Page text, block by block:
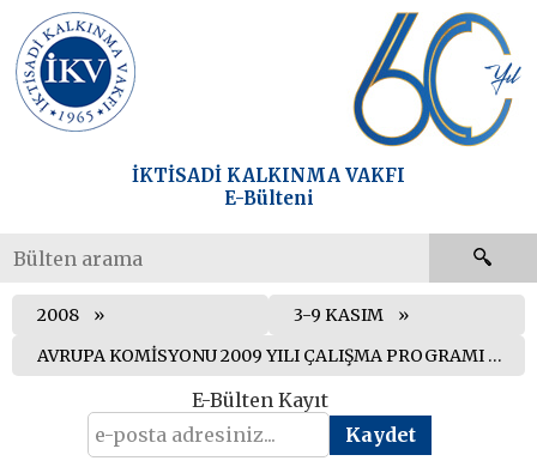
İKTİSADİ KALKINMA VAKFI
E-Bülteni
2008
3-9 KASIM
AVRUPA KOMİSYONU 2009 YILI ÇALIŞMA PROGRAMI KABUL EDİLDİ
E-Bülten Kayıt